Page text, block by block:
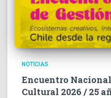
NOTICIAS
Encuentro
Cultural 2026 / 25